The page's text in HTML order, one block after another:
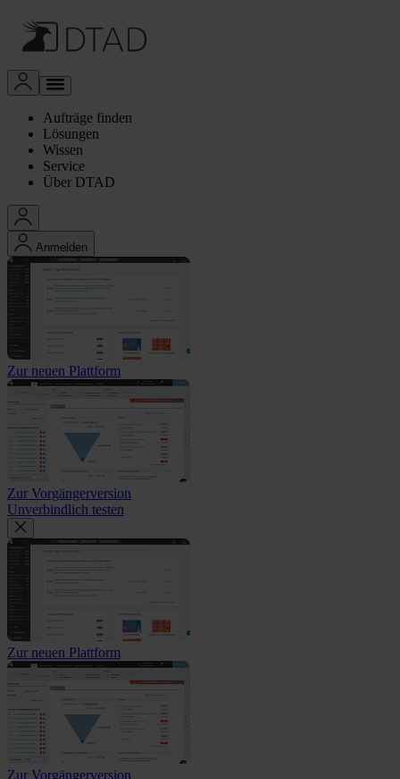
Aufträge finden
Lösungen
Wissen
Service
Über DTAD
Anmelden
Zur neuen Plattform
Zur Vorgängerversion
Unverbindlich testen
Zur neuen Plattform
Zur Vorgängerversion